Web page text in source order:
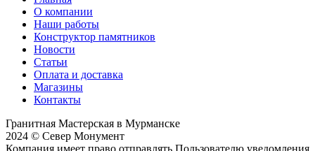
О компании
Наши работы
Конструктор памятников
Новости
Статьи
Оплата и доставка
Магазины
Контакты
Гранитная Мастерская в Мурманске
2024 © Север Монумент
Компания имеет право отправлять Пользователю уведомления